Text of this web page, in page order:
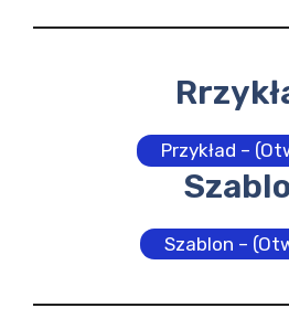
Przykład –
Szablon –